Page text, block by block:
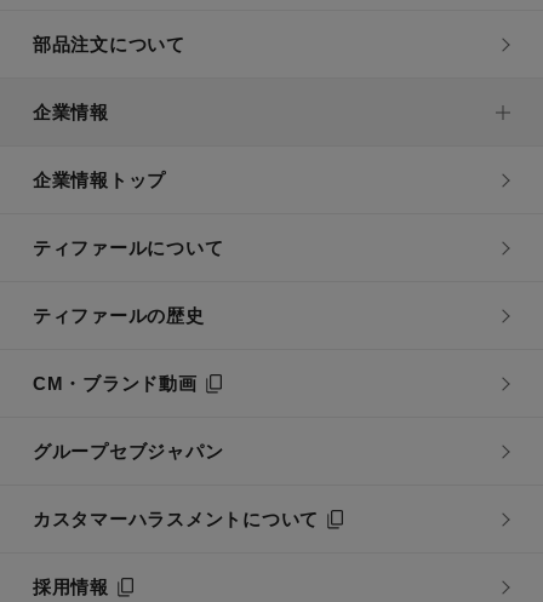
部品注文について
企業情報
企業情報トップ
ティファールについて
ティファールの歴史
CM・ブランド動画
グループセブジャパン
カスタマーハラスメントについて
採用情報